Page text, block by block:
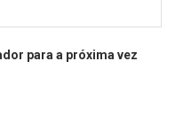
para a próxima vez